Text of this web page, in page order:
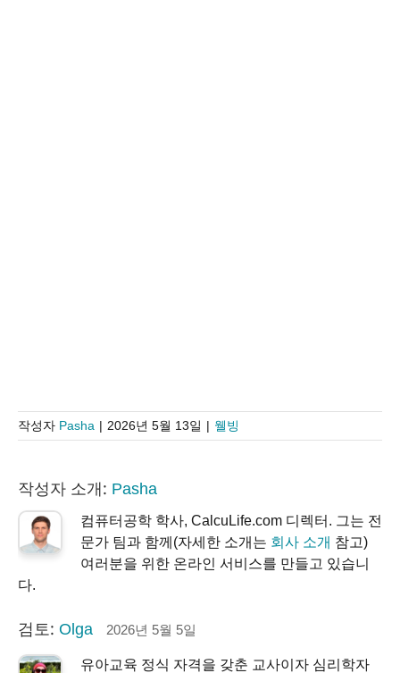
작성자 Pasha | 2026년 5월 13일 | 웰빙
작성자 소개: Pasha
컴퓨터공학 학사, CalcuLife.com 디렉터. 그는 전
문가 팀과 함께(자세한 소개는 회사 소개 참고)
여러분을 위한 온라인 서비스를 만들고 있습니
다.
검토: Olga 2026년 5월 5일
유아교육 정식 자격을 갖춘 교사이자 심리학자